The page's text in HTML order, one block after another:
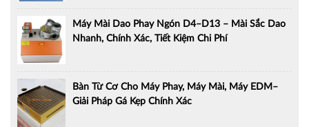
Máy Mài Dao Phay Ngón D4–D13 – Mài Sắc Dao
Nhanh, Chính Xác, Tiết Kiệm Chi Phí
Bàn Từ Cơ Cho Máy Phay, Máy Mài, Máy EDM–
Giải Pháp Gá Kẹp Chính Xác